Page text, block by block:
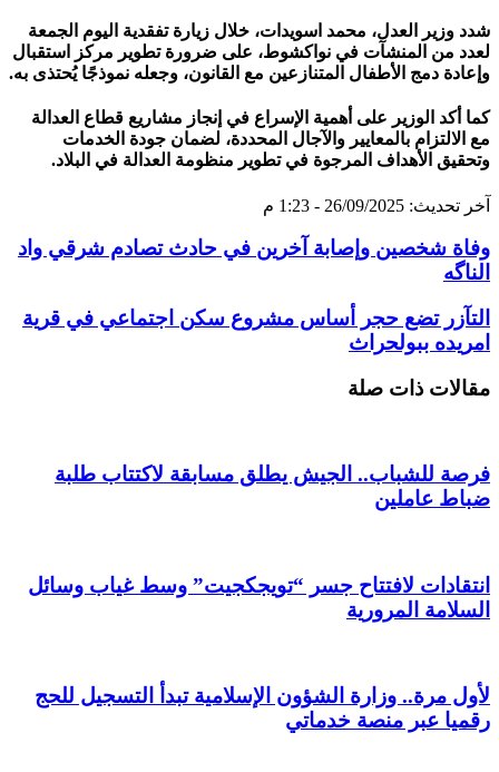
شدد وزير العدل، محمد اسويدات، خلال زيارة تفقدية اليوم الجمعة
لعدد من المنشآت في نواكشوط، على ضرورة تطوير مركز استقبال
وإعادة دمج الأطفال المتنازعين مع القانون، وجعله نموذجًا يُحتذى به.
كما أكد الوزير على أهمية الإسراع في إنجاز مشاريع قطاع العدالة
مع الالتزام بالمعايير والآجال المحددة، لضمان جودة الخدمات
وتحقيق الأهداف المرجوة في تطوير منظومة العدالة في البلاد.
آخر تحديث: 26/09/2025 - 1:23 م
وفاة شخصين وإصابة آخرين في حادث تصادم شرقي واد
الناگه
التآزر تضع حجر أساس مشروع سكن اجتماعي في قرية
امريده ببولحراث
مقالات ذات صلة
فرصة للشباب.. الجيش يطلق مسابقة لاكتتاب طلبة
ضباط عاملين
انتقادات لافتتاح جسر “تويجكجيت” وسط غياب وسائل
السلامة المرورية
لأول مرة.. وزارة الشؤون الإسلامية تبدأ التسجيل للحج
رقميا عبر منصة خدماتي